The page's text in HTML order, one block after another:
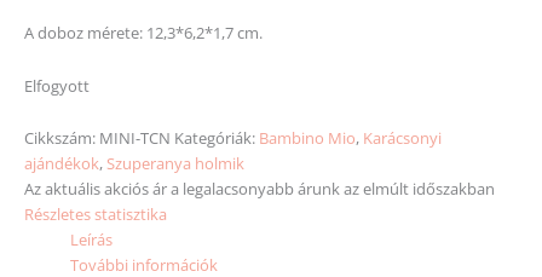
A doboz mérete: 12,3*6,2*1,7 cm.
Elfogyott
Cikkszám: MINI-TCN Kategóriák: Bambino Mio, Karácsonyi
ajándékok, Szuperanya holmik
Az aktuális akciós ár a legalacsonyabb árunk az elmúlt időszakban
Részletes statisztika
Leírás
További információk